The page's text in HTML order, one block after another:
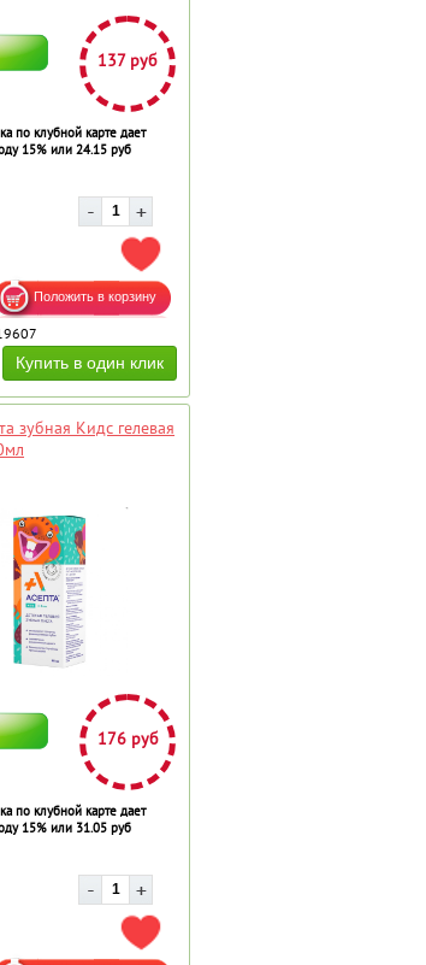
137 руб
по клубной карте дает
15% или 24.15 руб
ДОБАВИТЬ В ИЗБРАННОЕ
зубная Кидс гелевая
176 руб
по клубной карте дает
15% или 31.05 руб
ДОБАВИТЬ В ИЗБРАННОЕ